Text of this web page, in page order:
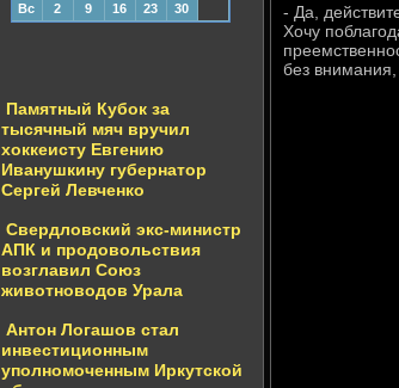
Вс
2 9 16 23 30
Памятный Кубок за
тысячный мяч вручил
хоккеисту Евгению
Иванушкину губернатор
Сергей Левченко
Свердловский экс-министр
АПК и продовольствия
возглавил Союз
животноводов Урала
Антон Логашов стал
инвестиционным
уполномоченным Иркутской
- Да,
Хочу
без внимания,